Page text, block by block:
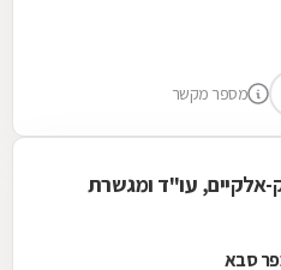
מספר מקשר
אלקיים, עו"ד ומגשרת